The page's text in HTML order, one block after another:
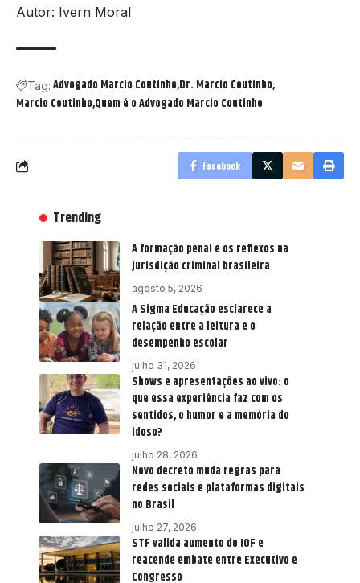
Autor: Ivern Moral
Tag: Advogado Marcio Coutinho Dr. Marcio Coutinho
Marcio Coutinho Quem é o Advogado Marcio Coutinho
Facebook
Trending
A formação penal e os reflexos na
jurisdição criminal brasileira
agosto 5, 2026
A Sigma Educação esclarece a
relação entre a leitura e o
desempenho escolar
julho 31, 2026
Shows e apresentações ao vivo: o
que essa experiência faz com os
sentidos, o humor e a memória do
idoso?
julho 28, 2026
Novo decreto muda regras para
redes sociais e plataformas digitais
no Brasil
julho 27, 2026
STF valida aumento do IOF e
reacende embate entre Executivo e
Congresso